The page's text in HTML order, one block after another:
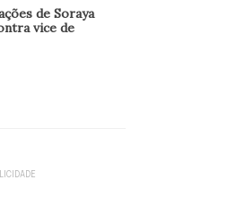
de Soraya
vice de